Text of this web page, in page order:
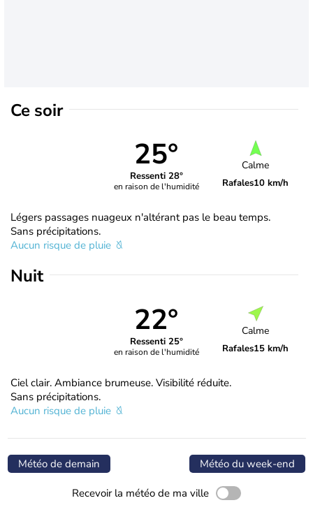
Ce soir
25°
Ressenti 28°
en raison de l'humidité
Calme
Rafales10 km/h
Légers passages nuageux n'altérant pas le beau temps.
Sans précipitations.
Aucun risque de pluie
Nuit
22°
Ressenti 25°
en raison de l'humidité
Calme
Rafales15 km/h
Ciel clair. Ambiance brumeuse. Visibilité réduite.
Sans précipitations.
Aucun risque de pluie
Météo de demain Météo du week-end
Recevoir la météo de ma ville